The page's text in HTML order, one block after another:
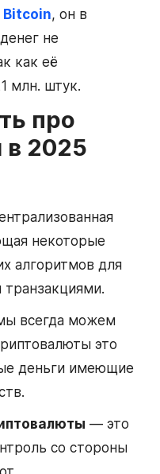
Bitcoin, он в
не
как её
млн. штук.
про
в 2025
некоторые
алгоритмов для
всегда можем
это
деньги имеющие
— это
со стороны